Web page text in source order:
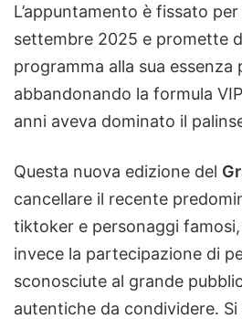
L’appuntamento è fissato
settembre 2025 e promette
programma alla sua essenza
abbandonando la formula
anni aveva dominato il
Questa nuova edizione del
cancellare il recente
tiktoker e personaggi
invece la partecipazione di
sconosciute al grande
autentiche da condividere.